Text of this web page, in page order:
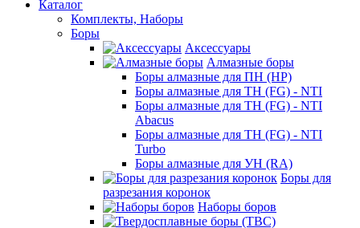
Каталог
Комплекты, Наборы
Боры
Аксессуары
Алмазные боры
Боры алмазные для ПН (HP)
Боры алмазные для ТН (FG) - NTI
Боры алмазные для ТН (FG) - NTI
Abacus
Боры алмазные для ТН (FG) - NTI
Turbo
Боры алмазные для УН (RA)
Боры для
разрезания коронок
Наборы боров